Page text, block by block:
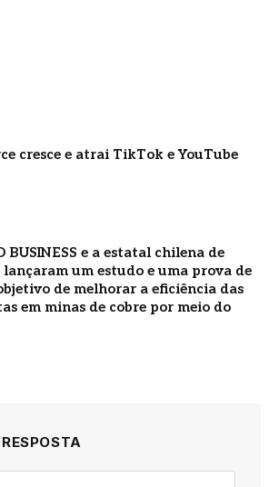
cresce e atrai TikTok e YouTube
BUSINESS e a estatal chilena de
lançaram um estudo e uma prova de
de melhorar a eficiência das
em minas de cobre por meio do